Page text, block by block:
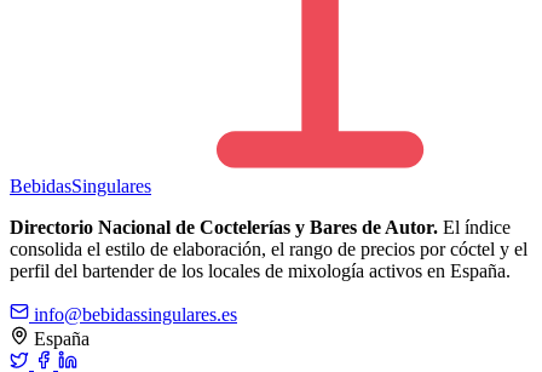
BebidasSingulares
Directorio Nacional de Coctelerías y Bares de Autor. El índice
consolida el estilo de elaboración, el rango de precios por cóctel y el
perfil del bartender de los locales de mixología activos en España.
info@bebidassingulares.es
España